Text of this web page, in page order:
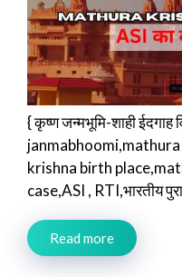
{ कृष्ण जन्मभूमि-शाही
krishna birth
case,ASI , RTI,भारतीय
Read more